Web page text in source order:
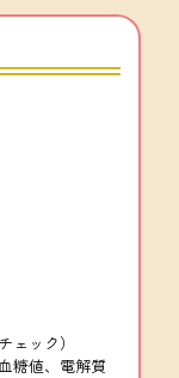
ェック）
糖値、電解質